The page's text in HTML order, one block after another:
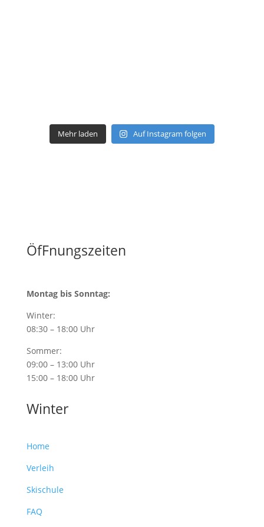
Mehr laden Auf Instagram folgen
ÖfFnungszeiten
Montag bis Sonntag:
Winter:
08:30 – 18:00 Uhr
Sommer:
09:00 – 13:00 Uhr
15:00 – 18:00 Uhr
Winter
Home
Verleih
Skischule
FAQ